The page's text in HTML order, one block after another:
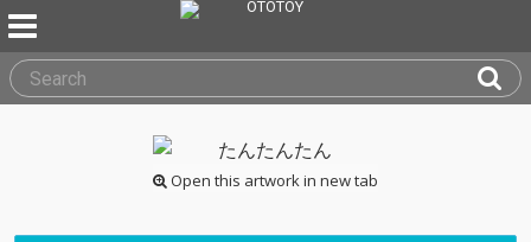
Open this artwork in new tab